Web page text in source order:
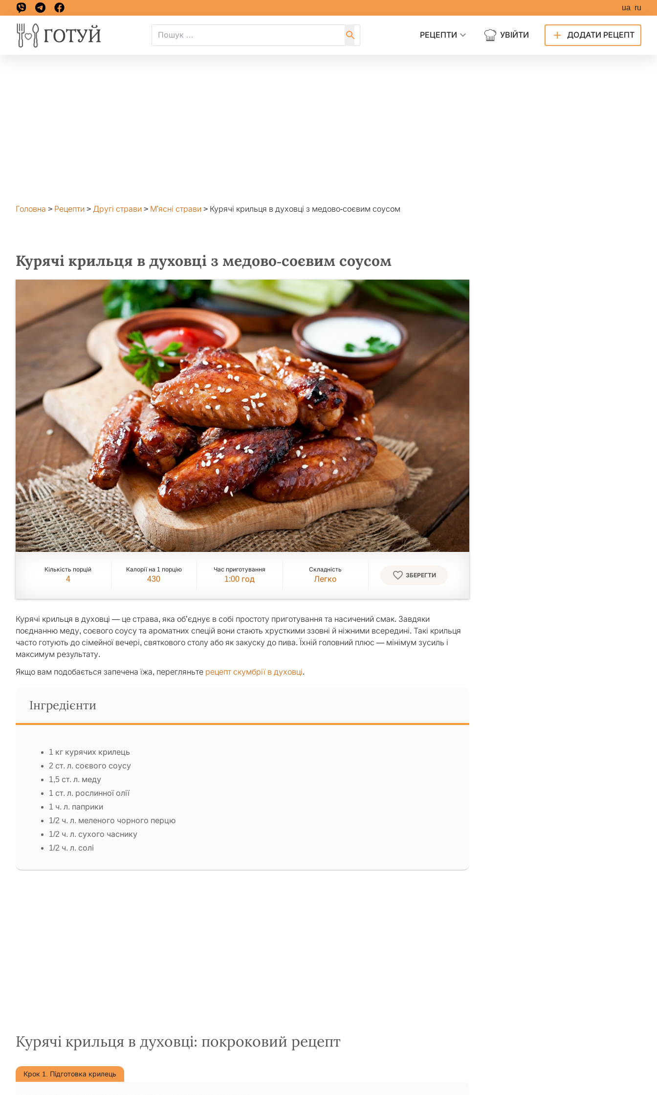
ua ru
РЕЦЕПТИ УВІЙТИ ДОДАТИ РЕЦЕПТ
Головна > Рецепти > Другі страви > М'ясні страви > Курячі крильця в духовці з медово-соєвим соусом
Курячі крильця в духовці з медово-соєвим соусом
Кількість порцій
4
Калорії на 1 порцію
430
Час приготування
1:00 год
Складність
Легко ЗБЕРЕГТИ
Курячі крильця в духовці — це страва, яка об’єднує в собі простоту приготування та насичений смак. Завдяки
поєднанню меду, соєвого соусу та ароматних спецій вони стають хрусткими ззовні й ніжними всередині. Такі крильця
часто готують до сімейної вечері, святкового столу або як закуску до пива. Їхній головний плюс — мінімум зусиль і
максимум результату.
Якщо вам подобається запечена їжа, перегляньте рецепт скумбрії в духовці.
Інгредієнти
1 кг курячих крилець
2 ст. л. соєвого соусу
1,5 ст. л. меду
1 ст. л. рослинної олії
1 ч. л. паприки
1/2 ч. л. меленого чорного перцю
1/2 ч. л. сухого часнику
1/2 ч. л. солі
Курячі крильця в духовці: покроковий рецепт
Крок 1. Підготовка крилець